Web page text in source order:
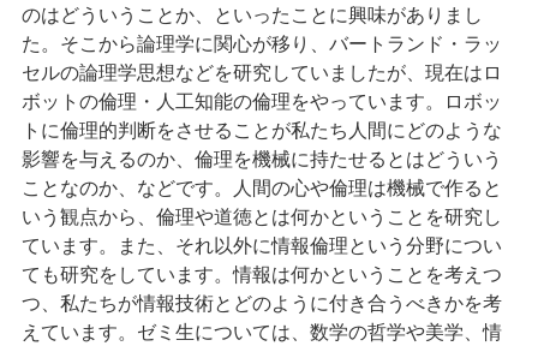
のはどういうことか、といったことに興味がありまし
た。そこから論理学に関心が移り、バートランド・ラッ
セルの論理学思想などを研究していましたが、現在はロ
ボットの倫理・人工知能の倫理をやっています。ロボッ
トに倫理的判断をさせることが私たち人間にどのような
影響を与えるのか、倫理を機械に持たせるとはどういう
ことなのか、などです。人間の心や倫理は機械で作ると
いう観点から、倫理や道徳とは何かということを研究し
ています。また、それ以外に情報倫理という分野につい
ても研究をしています。情報は何かということを考えつ
つ、私たちが情報技術とどのように付き合うべきかを考
えています。ゼミ生については、数学の哲学や美学、情